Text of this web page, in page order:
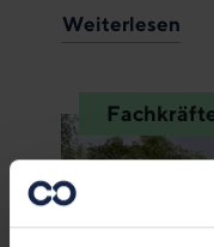
Weiterlesen